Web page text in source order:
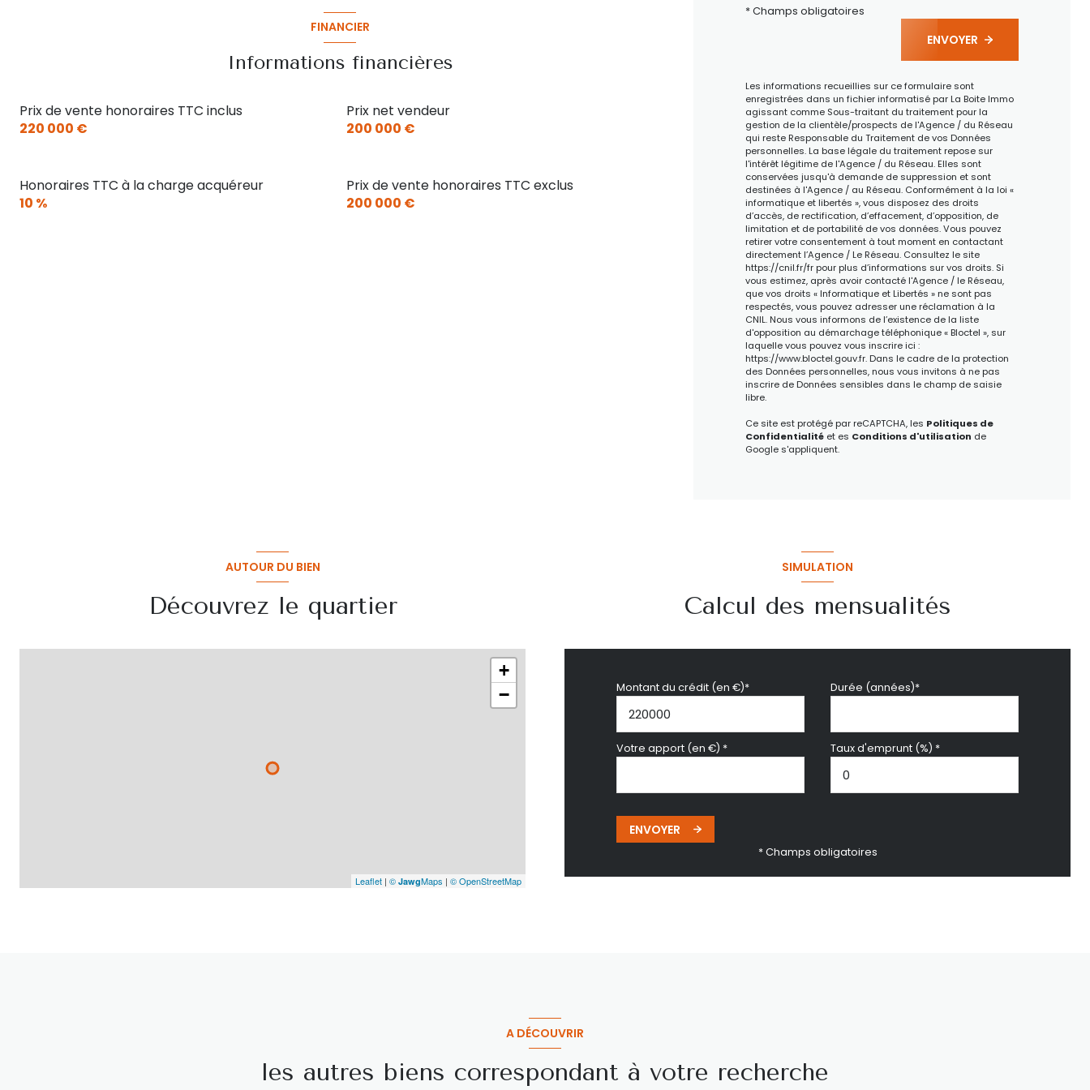
FINANCIER
Informations financières
Prix de vente honoraires TTC inclus
220 000 €
Prix net vendeur
200 000 €
Prix de vente honoraires TTC exclus
200 000 €
Honoraires TTC à la charge acquéreur
10 %
* Champs obligatoires
ENVOYER
Les informations recueillies sur ce formulaire sont
enregistrées dans un fichier informatisé par La Boite Immo
agissant comme Sous-traitant du traitement pour la
gestion de la clientèle/prospects de l'Agence / du Réseau
qui reste Responsable du Traitement de vos Données
personnelles. La base légale du traitement repose sur
l'intérêt légitime de l'Agence / du Réseau. Elles sont
conservées jusqu'à demande de suppression et sont
destinées à l'Agence / au Réseau. Conformément à la loi «
informatique et libertés », vous disposez des droits
d’accès, de rectification, d’effacement, d’opposition, de
limitation et de portabilité de vos données. Vous pouvez
retirer votre consentement à tout moment en contactant
directement l’Agence / Le Réseau. Consultez le site
https://cnil.fr/frpour plus d’informations sur vos droits. Si
vous estimez, après avoir contacté l'Agence / le Réseau,
que vos droits « Informatique et Libertés » ne sont pas
respectés, vous pouvez adresser une réclamation à la
CNIL. Nous vous informons de l’existence de la liste
d'opposition au démarchage téléphonique « Bloctel », sur
laquelle vous pouvez vous inscrire ici :
https://www.bloctel.gouv.fr. Dans le cadre de la protection
des Données personnelles, nous vous invitons à ne pas
inscrire de Données sensibles dans le champ de saisie
libre.
Ce site est protégé par reCAPTCHA, les Politiques de
Confidentialitéet es Conditions d'utilisation de
Google s'appliquent.
AUTOUR DU BIEN
Découvrez le quartier
+
−
Leaflet | © JawgMaps | © OpenStreetMap
SIMULATION
Calcul des mensualités
Montant du crédit (en €)* Durée (années)*
Votre apport (en €) * Taux d'emprunt (%) *
ENVOYER
* Champs obligatoires
A DÉCOUVRIR
les autres biens correspondant à votre recherche